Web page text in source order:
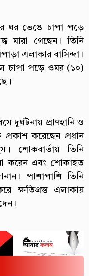
ঘর ভেঙে চাপা পড়ে
গেছেন। তিনি
এলাকার বাসিন্দা।
চাপা পড়ে ওমর (১০)
দুর্ঘটনায় প্রাণহানি ও
করেছেন প্রধান
শোকবার্তায় তিনি
করেন এবং শোকাহত
পাশাপাশি তিনি
ক্ষতিগ্রস্ত এলাকায়